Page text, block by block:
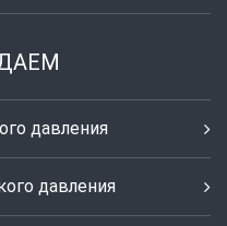
давления
давления